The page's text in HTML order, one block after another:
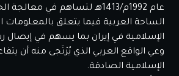
عام 1992م/1413هـ لتساهم في
الساحة العربية فيما يتعلق بالمعلومات
الإسلامية في إيران بما يسهم في إيصال
وعي الواقع العربي الذي يُرْتَجى منه أن
الإسلامية الصادقة.